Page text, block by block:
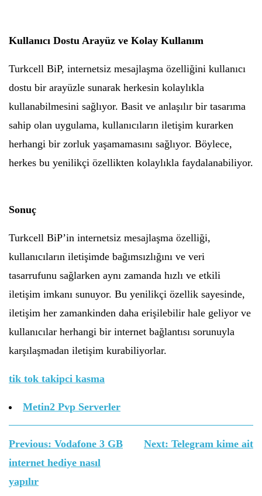
Kullanıcı Dostu Arayüz ve Kolay Kullanım
Turkcell BiP, internetsiz mesajlaşma özelliğini kullanıcı
dostu bir arayüzle sunarak herkesin kolaylıkla
kullanabilmesini sağlıyor. Basit ve anlaşılır bir tasarıma
sahip olan uygulama, kullanıcıların iletişim kurarken
herhangi bir zorluk yaşamamasını sağlıyor. Böylece,
herkes bu yenilikçi özellikten kolaylıkla faydalanabiliyor.
Sonuç
Turkcell BiP’in internetsiz mesajlaşma özelliği,
kullanıcıların iletişimde bağımsızlığını ve veri
tasarrufunu sağlarken aynı zamanda hızlı ve etkili
iletişim imkanı sunuyor. Bu yenilikçi özellik sayesinde,
iletişim her zamankinden daha erişilebilir hale geliyor ve
kullanıcılar herhangi bir internet bağlantısı sorunuyla
karşılaşmadan iletişim kurabiliyorlar.
tik tok takipci kasma
Metin2 Pvp Serverler
Yazı
gezinmesi
Previous: Vodafone 3 GB
internet hediye nasıl
yapılır
Next: Telegram kime ait